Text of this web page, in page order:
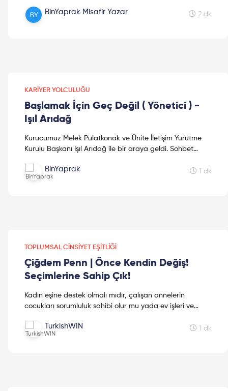
BinYaprak Misafir Yazar 2 dk
KARIYER YOLCULUĞU
Başlamak İçin Geç Değil ( Yönetici ) -
Işıl Arıdağ
Kurucumuz Melek Pulatkonak ve Ünite İletişim Yürütme
Kurulu Başkanı Işıl Arıdağ ile bir araya geldi. Sohbet
BinYaprak 1 dk
TOPLUMSAL CINSIYET EŞITLIĞI
Çiğdem Penn | Önce Kendin Değiş!
Seçimlerine Sahip Çık!
Kadın eşine destek olmalı mıdır, çalışan annelerin
cocukları sorumluluk sahibi olur mu yada ev işleri ve
TurkishWIN 1 dk